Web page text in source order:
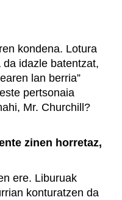
kondena. Lotura
idazle batentzat,
lan berria”
pertsonaia
Mr. Churchill?
zinen horretaz,
ere. Liburuak
konturatzen da